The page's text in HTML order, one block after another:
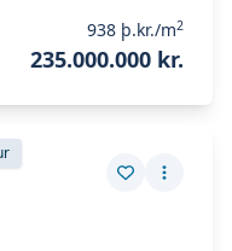
938 þ.kr./m2
235.000.000 kr.
Vista eign
Fleiri